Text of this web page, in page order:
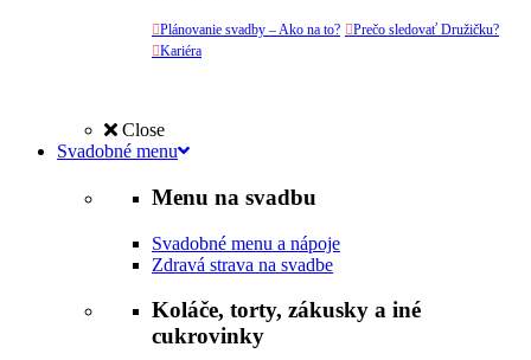
Plánovanie svadby – Ako na to? Prečo sledovať Družičku?
Kariéra
Close
Svadobné menu
Menu na svadbu
Svadobné menu a nápoje
Zdravá strava na svadbe
Koláče, torty, zákusky a iné
cukrovinky